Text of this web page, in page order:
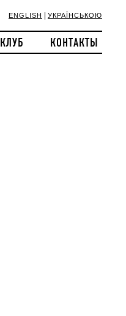
ENGLISH УКРАЇНСЬКОЮ
КЛУБ КОНТАКТЫ